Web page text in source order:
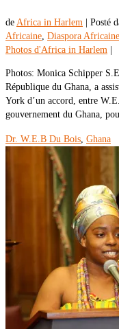
de Africa in Harlem Posté
Africaine, Diaspora
Photos d'Africa in Harlem
Photos: Monica Schipper
République du Ghana, a
York d’un accord, entre
gouvernement du Ghana,
Dr. W.E.B Du Bois, Ghana